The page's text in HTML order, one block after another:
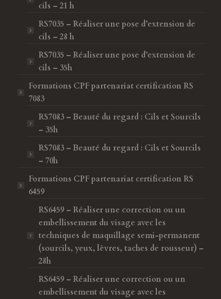
cils – 21 h
RS7035 – Réaliser une pose d’extension de
cils – 28 h
RS7035 – Réaliser une pose d’extension de
cils – 35h
Formations CPFpartenariat certification RS
7083
RS7083 – Beauté du regard : Cils et Sourcils
– 35h
RS7083 – Beauté du regard : Cils et Sourcils
– 70h
Formations CPFpartenariat certification RS
6459
RS6459 – Réaliser une correction ou un
embellissement du visage avec les
techniques de maquillage semi-permanent
(sourcils, yeux, lèvres, taches de rousseur) –
28h
RS6459 – Réaliser une correction ou un
embellissement du visage avec les